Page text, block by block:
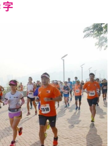
Reset
字Increase